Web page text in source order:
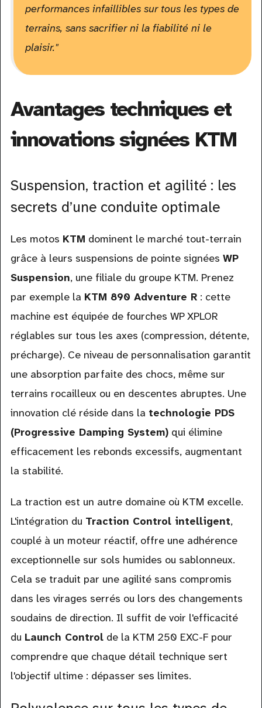
performances infaillibles sur tous les types de
terrains, sans sacrifier ni la fiabilité ni le
plaisir."
Avantages techniques et
innovations signées KTM
Suspension, traction et agilité : les
secrets d’une conduite optimale
Les motos KTM dominent le marché tout-terrain
grâce à leurs suspensions de pointe signées WP
Suspension, une filiale du groupe KTM. Prenez
par exemple la KTM 890 Adventure R: cette
machine est équipée de fourches WP XPLOR
réglables sur tous les axes (compression, détente,
précharge). Ce niveau de personnalisation garantit
une absorption parfaite des chocs, même sur
terrains rocailleux ou en descentes abruptes. Une
innovation clé réside dans la technologie PDS
(Progressive Damping System)qui élimine
efficacement les rebonds excessifs, augmentant
la stabilité.
La traction est un autre domaine où KTM excelle.
L'intégration du Traction Control intelligent,
couplé à un moteur réactif, offre une adhérence
exceptionnelle sur sols humides ou sablonneux.
Cela se traduit par une agilité sans compromis
dans les virages serrés ou lors des changements
soudains de direction. Il suffit de voir l'efficacité
du Launch Controlde la KTM 250 EXC-F pour
comprendre que chaque détail technique sert
l'objectif ultime : dépasser ses limites.